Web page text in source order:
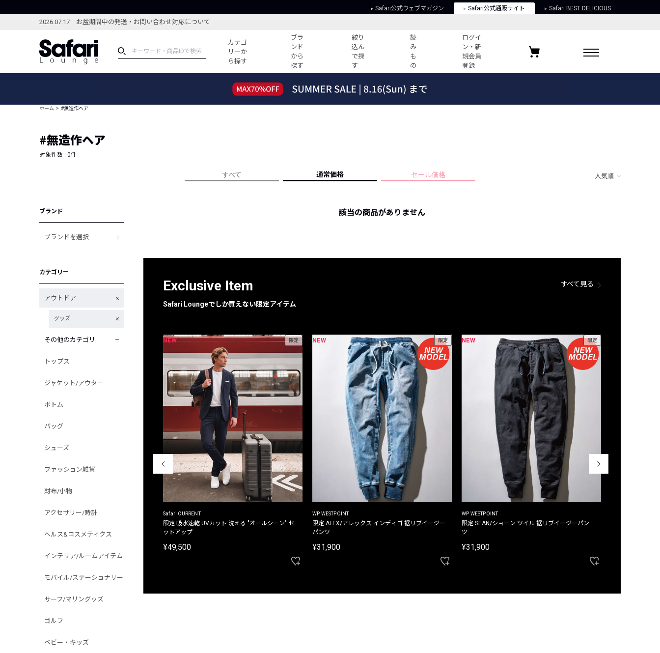
Safari公式ウェブマガジン Safari公式通販サイト Safari BEST DELICIOUS
2026.07.17 お盆期間中の発送・お問い合わせ対応について
カテゴ
リーか
ら探す
ブラ
ンド
から
探す
絞り
込ん
で探
す
読
み
も
の
ログイ
ン・新
規会員
登録
ブランドから探す
新着アイテム
編集部のおすすめアイテム
すべての記事
人気記事ランキング
フォーカスブランド
プライバシーポリシー
お気に入りブランド
ホーム #無造作ヘア
#無造作ヘア
対象件数 : 0件
すべて 通常価格 セール価格 人気順
ブランド
ブランドを選択
カテゴリー
アウトドア
グッズ
その他のカテゴリ
トップス
ジャケット/アウター
ボトム
バッグ
シューズ
ファッション雑貨
財布/小物
アクセサリー/時計
ヘルス&コスメティクス
インテリア/ルームアイテム
モバイル/ステーショナリー
サーフ/マリングッズ
ゴルフ
ベビー・キッズ
該当の商品がありません
Exclusive Item
Safari Loungeでしか買えない限定アイテム
すべて見る
NEW 限定
Safari CURRENT
限定 吸水速乾 UVカット 洗える "オールシーン" セ
ットアップ
¥49,500
NEW 限定
WP WESTPOINT
限定 ALEX/アレックス インディゴ 裾リブイージー
パンツ
¥31,900
NEW 限定
WP WESTPOINT
限定 SEAN/ショーン ツイル 裾リブイージーパン
ツ
¥31,900